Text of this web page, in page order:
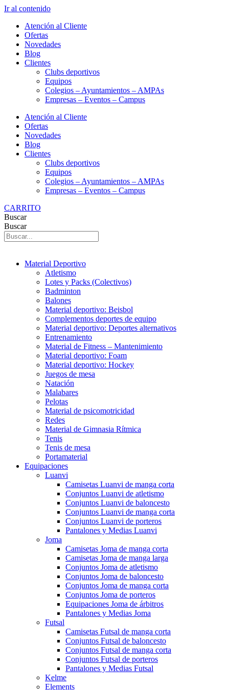
Ir al contenido
Atención al Cliente
Ofertas
Novedades
Blog
Clientes
Clubs deportivos
Equipos
Colegios – Ayuntamientos – AMPAs
Empresas – Eventos – Campus
Atención al Cliente
Ofertas
Novedades
Blog
Clientes
Clubs deportivos
Equipos
Colegios – Ayuntamientos – AMPAs
Empresas – Eventos – Campus
CARRITO
Buscar
Buscar
Material Deportivo
Atletismo
Lotes y Packs (Colectivos)
Badminton
Balones
Material deportivo: Beisbol
Complementos deportes de equipo
Material deportivo: Deportes alternativos
Entrenamiento
Material de Fitness – Mantenimiento
Material deportivo: Foam
Material deportivo: Hockey
Juegos de mesa
Natación
Malabares
Pelotas
Material de psicomotricidad
Redes
Material de Gimnasia Rítmica
Tenis
Tenis de mesa
Portamaterial
Equipaciones
Luanvi
Camisetas Luanvi de manga corta
Conjuntos Luanvi de atletismo
Conjuntos Luanvi de baloncesto
Conjuntos Luanvi de manga corta
Conjuntos Luanvi de porteros
Pantalones y Medias Luanvi
Joma
Camisetas Joma de manga corta
Camisetas Joma de manga larga
Conjuntos Joma de atletismo
Conjuntos Joma de baloncesto
Conjuntos Joma de manga corta
Conjuntos Joma de porteros
Equipaciones Joma de árbitros
Pantalones y Medias Joma
Futsal
Camisetas Futsal de manga corta
Conjuntos Futsal de baloncesto
Conjuntos Futsal de manga corta
Conjuntos Futsal de porteros
Pantalones y Medias Futsal
Kelme
Elements